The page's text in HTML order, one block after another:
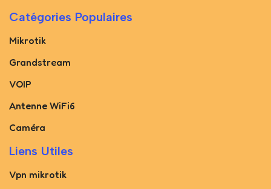
Catégories Populaires
Mikrotik
Grandstream
VOIP
Antenne WiFi6
Caméra
Liens Utiles
Vpn mikrotik